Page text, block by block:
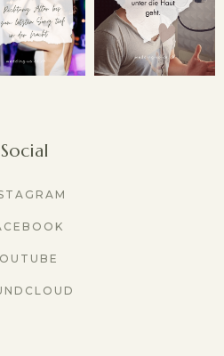
Social